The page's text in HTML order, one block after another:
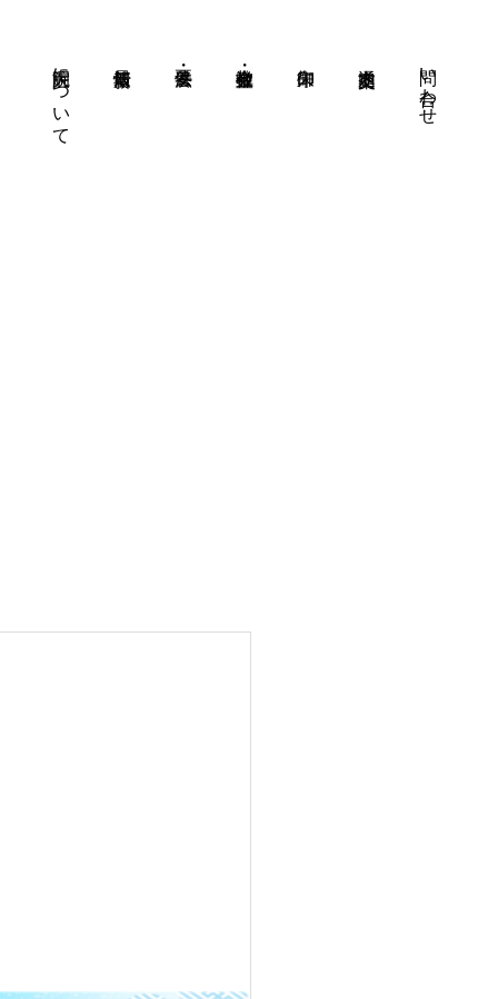
大洞院について 問い合わせ